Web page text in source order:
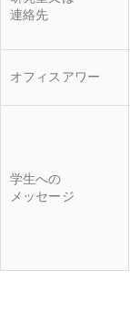
連絡先
オフィスアワー
学生への
メッセージ